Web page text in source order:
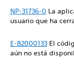
NP-31736-0 La
usuario que ha
E-82000133 El
aún no está